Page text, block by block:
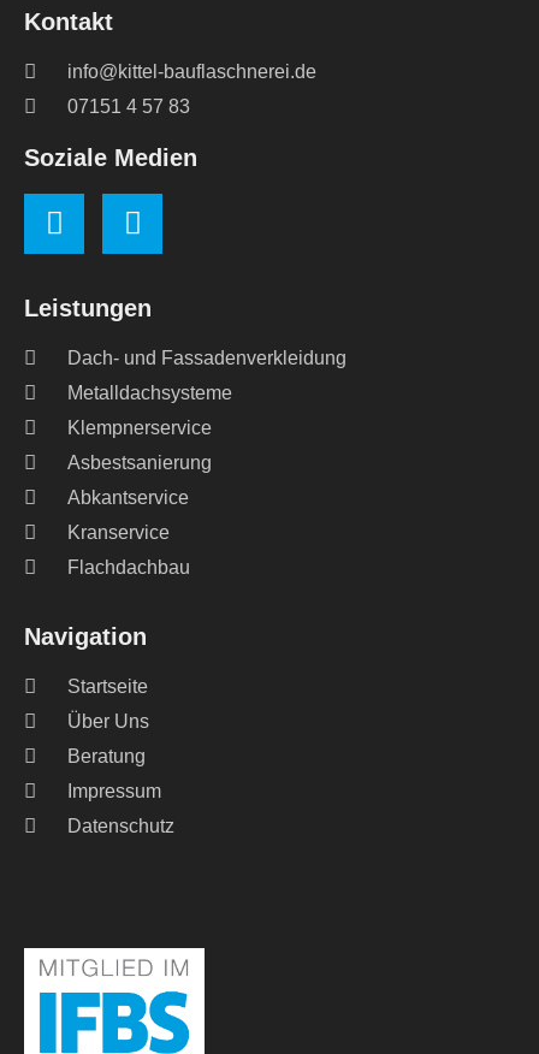
Navigation
Startseite
Über Uns
Beratung
Impressum
Datenschutz
Leistungen
Dach- und Fassadenverkleidung
Metalldachsysteme
Klempnerservice
Asbestsanierung
Abkantservice
Kranservice
Flachdachbau
Kontakt
info@kittel-bauflaschnerei.de
07151 4 57 83
Soziale Medien